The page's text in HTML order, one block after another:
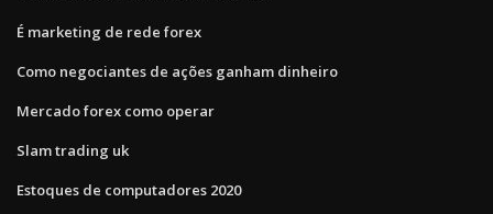
É marketing de rede forex
Como negociantes de ações ganham dinheiro
Mercado forex como operar
Slam trading uk
Estoques de computadores 2020